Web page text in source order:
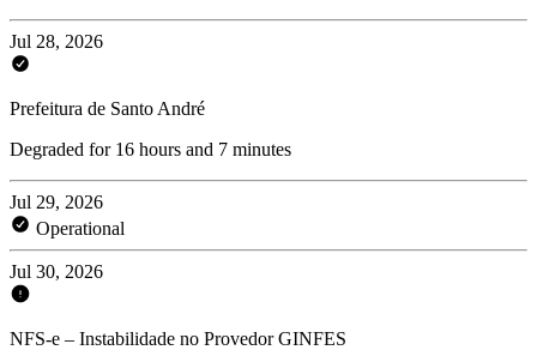
Jul 28, 2026
Prefeitura de Santo André
Degraded for 16 hours and 7 minutes
Jul 29, 2026
Operational
Jul 30, 2026
NFS-e – Instabilidade no Provedor GINFES